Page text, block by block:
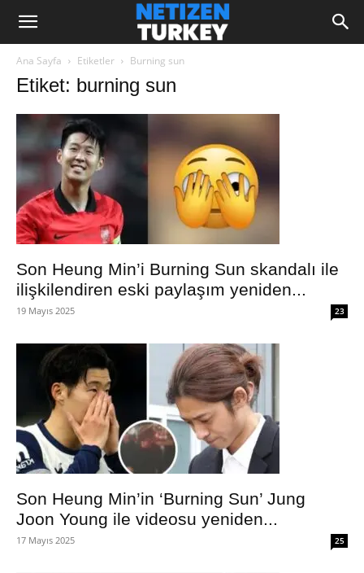
Ana Sayfa Etiketler Burning sun
Etiket: burning sun
Son Heung Min’i Burning Sun skandalı ile
ilişkilendiren eski paylaşım yeniden...
19 Mayıs 2025 23
Son Heung Min’in ‘Burning Sun’ Jung
Joon Young ile videosu yeniden...
17 Mayıs 2025 25